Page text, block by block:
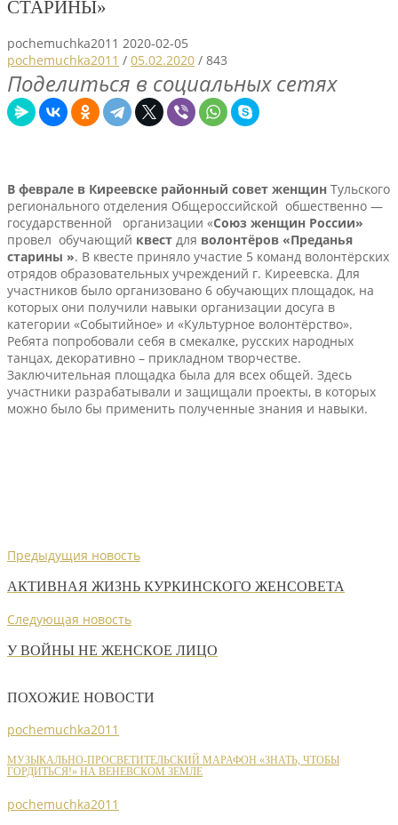
СТАРИНЫ»
pochemuchka2011 2020-02-05
pochemuchka2011 / 05.02.2020 / 843
Поделиться в социальных сетях
В феврале в Киреевске районный совет женщин Тульского
регионального отделения Общероссийской обшественно —
государственной организации «Союз женщин России»
провел обучающий квест для волонтёров «Преданья
старины ». В квесте приняло участие 5 команд волонтёрских
отрядов образовательных учреждений г. Киреевска. Для
участников было организовано 6 обучающих площадок, на
которых они получили навыки организации досуга в
категории «Событийное» и «Культурное волонтёрство».
Ребята попробовали себя в смекалке, русских народных
танцах, декоративно – прикладном творчестве.
Заключительная площадка была для всех общей. Здесь
участники разрабатывали и защищали проекты, в которых
можно было бы применить полученные знания и навыки.
Предыдущия новость
АКТИВНАЯ ЖИЗНЬ КУРКИНСКОГО ЖЕНСОВЕТА
Следующая новость
У ВОЙНЫ НЕ ЖЕНСКОЕ ЛИЦО
ПОХОЖИЕ НОВОСТИ
pochemuchka2011
МУЗЫКАЛЬНО-ПРОСВЕТИТЕЛЬСКИЙ МАРАФОН «ЗНАТЬ, ЧТОБЫ
ГОРДИТЬСЯ!» НА ВЕНЕВСКОМ ЗЕМЛЕ
pochemuchka2011